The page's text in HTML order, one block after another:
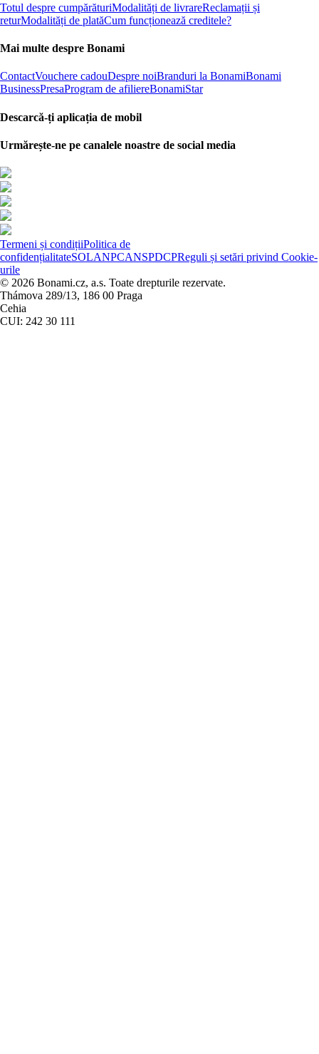
Totul despre cumpărăturiModalități de livrareReclamații și
returModalități de platăCum funcționează creditele?
Mai multe despre Bonami
ContactVouchere cadouDespre noiBranduri la BonamiBonami
BusinessPresaProgram de afiliereBonamiStar
Descarcă-ți aplicația de mobil
Urmărește-ne pe canalele noastre de social media
Termeni și condițiiPolitica de
confidențialitateSOLANPCANSPDCPReguli și setări privind Cookie-
urile
© 2026 Bonami.cz, a.s. Toate drepturile rezervate.
Thámova 289/13, 186 00 Praga
Cehia
CUI: 242 30 111